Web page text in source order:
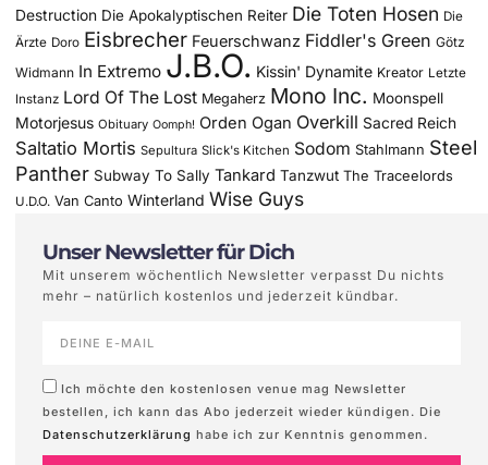
Destruction Die Apokalyptischen Reiter Die Toten Hosen Die
Ärzte Doro Eisbrecher Feuerschwanz Fiddler's Green Götz
Widmann In Extremo J.B.O. Kissin' Dynamite Kreator Letzte
Instanz Lord Of The Lost Megaherz Mono Inc. Moonspell
Motorjesus Obituary Oomph! Orden Ogan Overkill Sacred Reich
Saltatio Mortis Sepultura Slick's Kitchen Sodom Stahlmann Steel
Panther Subway To Sally Tankard Tanzwut The Traceelords
U.D.O. Van Canto Winterland Wise Guys
Unser Newsletter für Dich
Mit unserem wöchentlich Newsletter verpasst Du nichts
mehr – natürlich kostenlos und jederzeit kündbar.
Ich möchte den kostenlosen venue mag Newsletter
bestellen, ich kann das Abo jederzeit wieder kündigen. Die
Datenschutzerklärung habe ich zur Kenntnis genommen.